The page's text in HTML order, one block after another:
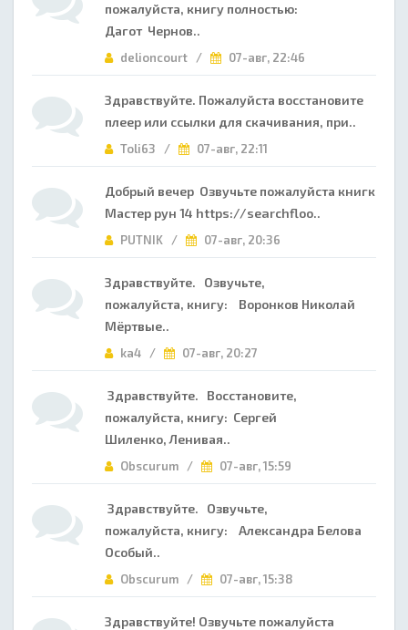
пожалуйста, книгу полностью:
Дагот Чернов..
delioncourt / 07-авг, 22:46
Здравствуйте. Пожалуйста восстановите
плеер или ссылки для скачивания, при..
Toli63 / 07-авг, 22:11
Добрый вечер Озвучьте пожалуйста книгк
Мастер рун 14 https://searchfloo..
PUTNIK / 07-авг, 20:36
Здравствуйте. Озвучьте,
пожалуйста, книгу: Воронков Николай
Мёртвые..
ka4 / 07-авг, 20:27
Здравствуйте. Восстановите,
пожалуйста, книгу: Сергей
Шиленко, Ленивая..
Obscurum / 07-авг, 15:59
Здравствуйте. Озвучьте,
пожалуйста, книгу: Александра Белова
Особый..
Obscurum / 07-авг, 15:38
Здравствуйте! Озвучьте пожалуйста